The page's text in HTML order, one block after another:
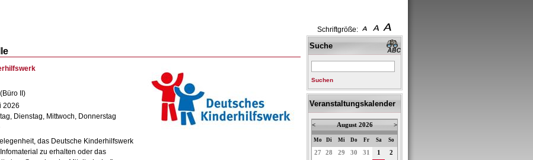
Schriftgröße:
II)
2026
Dienstag, Mittwoch, Donnerstag
das Deutsche Kinderhilfswerk
zu erhalten oder das
Suche
Suchen
Veranstaltungskalender
< August 2026 >
Mo Di Mi Do Fr Sa So
27 28 29 30 31 1
2